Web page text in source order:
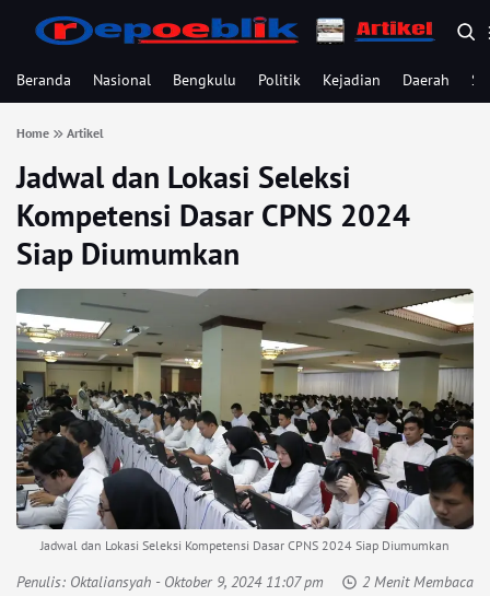
Beranda Nasional Bengkulu Politik Kejadian Daerah
Home Artikel
Jadwal dan Lokasi Seleksi
Kompetensi Dasar CPNS 2024
Siap Diumumkan
Jadwal dan Lokasi Seleksi Kompetensi Dasar CPNS 2024 Siap Diumumkan
Penulis: Oktaliansyah - Oktober 9, 2024 11:07 pm 2 Menit Membaca